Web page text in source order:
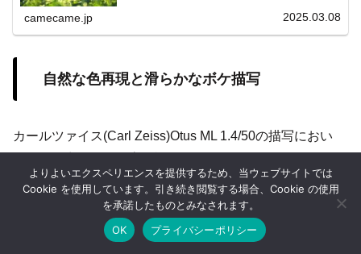
camecame.jp 2025.03.08
自然な色再現と滑らかなボケ描写
カールツァイス(Carl Zeiss)Otus ML 1.4/50の描写におい
の高さとボケ描写の美しさです。このレンズは全体的にニ
ュートラルで過度な演出を排した色表現を基調としてお
り、実際の被写体の色味を忠実に再現しながらも、微妙な
シェア 目次へ トップ
よりよいエクスペリエンスを提供するため、当ウェブサイトでは
Cookie を使用しています。引き続き閲覧する場合、Cookie の使用
を承諾したものとみなされます。
OK
プライバシーポリシー